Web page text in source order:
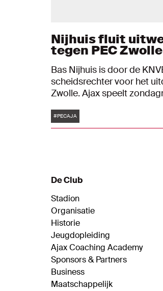
Nijhuis fluit
tegen PEC Zwolle
Bas Nijhuis is door de
scheidsrechter voor het
Zwolle. Ajax speelt
Tags
#PECAJA
De Club
Stadion
Organisatie
Historie
Jeugdopleiding
Ajax Coaching Academy
Sponsors & Partners
Business
Maatschappelijk